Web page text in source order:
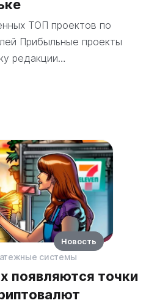
ТОП проектов по
Прибыльные проекты
редакции…
системы
появляются точки
Новость